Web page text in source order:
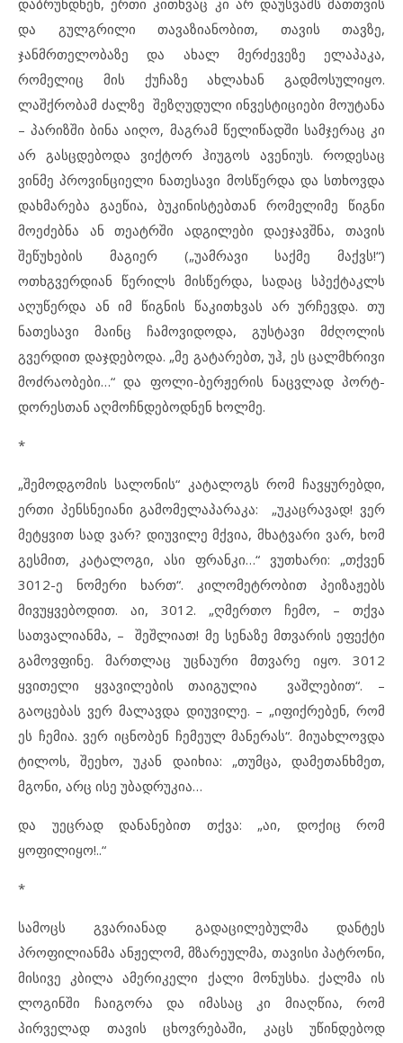
დაბრუნდნენ, ერთი კითხვაც კი არ დაუსვამს მათთვის
და გულგრილი თავაზიანობით, თავის თავზე,
ჯანმრთელობაზე და ახალ მერძევეზე ელაპაკა,
რომელიც მის ქუჩაზე ახლახან გადმოსულიყო.
ლაშქრობამ ძალზე შეზღუდული ინვესტიციები მოუტანა
– პარიზში ბინა აიღო, მაგრამ წელიწადში სამჯერაც კი
არ გასცდებოდა ვიქტორ ჰიუგოს ავენიუს. როდესაც
ვინმე პროვინციელი ნათესავი მოსწერდა და სთხოვდა
დახმარება გაეწია, ბუკინისტებთან რომელიმე წიგნი
მოეძებნა ან თეატრში ადგილები დაეჯავშნა, თავის
შეწუხების მაგიერ („უამრავი საქმე მაქვს!“)
ოთხგვერდიან წერილს მისწერდა, სადაც სპექტაკლს
აღუწერდა ან იმ წიგნის წაკითხვას არ ურჩევდა. თუ
ნათესავი მაინც ჩამოვიდოდა, გუსტავი მძღოლის
გვერდით დაჯდებოდა. „მე გატარებთ, უჰ, ეს ცალმხრივი
მოძრაობები…“ და ფოლი-ბერჟერის ნაცვლად პორტ-
დორესთან აღმოჩნდებოდნენ ხოლმე.
*
„შემოდგომის სალონის“ კატალოგს რომ ჩავყურებდი,
ერთი პენსნეიანი გამომელაპარაკა: „უკაცრავად! ვერ
მეტყვით სად ვარ? დიუვილე მქვია, მხატვარი ვარ, ხომ
გესმით, კატალოგი, ასი ფრანკი…“ ვუთხარი: „თქვენ
3012-ე ნომერი ხართ“. კილომეტრობით პეიზაჟებს
მივუყვებოდით. აი, 3012. „ღმერთო ჩემო, – თქვა
სათვალიანმა, – შეშლიათ! მე სენაზე მთვარის ეფექტი
გამოვფინე. მართლაც უცნაური მთვარე იყო. 3012
ყვითელი ყვავილების თაიგულია ვაშლებით“. –
გაოცებას ვერ მალავდა დიუვილე. – „იფიქრებენ, რომ
ეს ჩემია. ვერ იცნობენ ჩემეულ მანერას“. მიუახლოვდა
ტილოს, შეეხო, უკან დაიხია: „თუმცა, დამეთანხმეთ,
მგონი, არც ისე უბადრუკია…
და უეცრად დანანებით თქვა: „აი, დოქიც რომ
ყოფილიყო!..“
*
სამოცს გვარიანად გადაცილებულმა დანტეს
პროფილიანმა ანჟელომ, მზარეულმა, თავისი პატრონი,
მისივე კბილა ამერიკელი ქალი მონუსხა. ქალმა ის
ლოგინში ჩაიგორა და იმასაც კი მიაღწია, რომ
პირველად თავის ცხოვრებაში, კაცს უწინდებოდ